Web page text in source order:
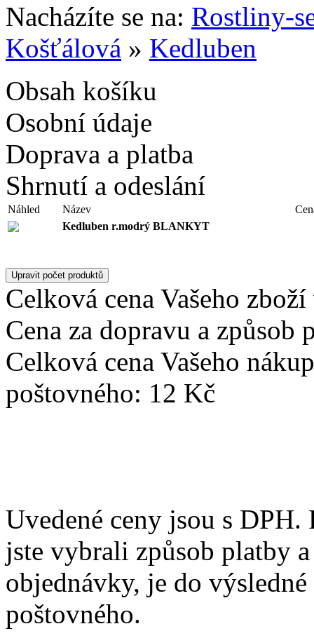
Nacházíte se na: Rostliny-
Košťálová » Kedluben
Obsah košíku
Osobní údaje
Doprava a platba
Shrnutí a odeslání
Náhled Název
Kedluben r.modrý BLANKYT
Celková cena Vašeho
Cena za dopravu a způsob
Celková cena Vašeho
poštovného: 12 Kč
Uvedené ceny jsou s
jste vybrali způsob platby
objednávky, je do
poštovného.